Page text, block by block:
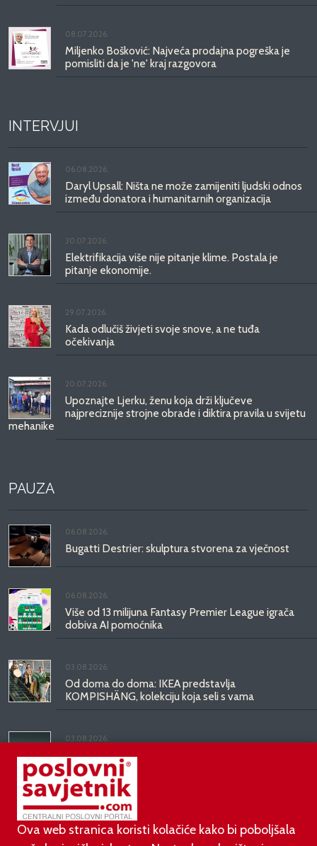
08.07.2026.
Miljenko Bošković: Najveća prodajna pogreška je
pomisliti da je 'ne' kraj razgovora
INTERVJUI
06.08.2026.
Daryl Upsall: Ništa ne može zamijeniti ljudski odnos
između donatora i humanitarnih organizacija
30.07.2026.
Elektrifikacija više nije pitanje klime. Postala je
pitanje ekonomije.
29.07.2026.
Kada odlučiš živjeti svoje snove, a ne tuđa
očekivanja
20.07.2026.
Upoznajte Ljerku, ženu koja drži ključeve
najpreciznije strojne obrade i diktira pravila u svijetu
mehanike
PAUZA
06.08.2026.
Bugatti Destrier: skulptura stvorena za vječnost
06.08.2026.
Više od 13 milijuna Fantasy Premier League igrača
dobiva AI pomoćnika
03.08.2026.
Od doma do doma: IKEA predstavlja
KOMPISHÄNG, kolekciju koja seli s vama
03.08.2026.
Kineski BYD predstavio luksuznu limuzinu veću od
Mercedesove S-klase, obećava domet do 1.000
kilometara
Ova web stranica koristi kolačiće kako bi poboljšala